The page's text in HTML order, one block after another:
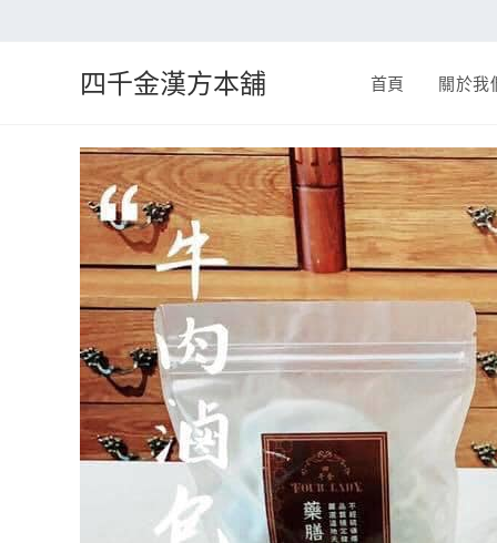
四千金漢方本舖 首頁 關於我